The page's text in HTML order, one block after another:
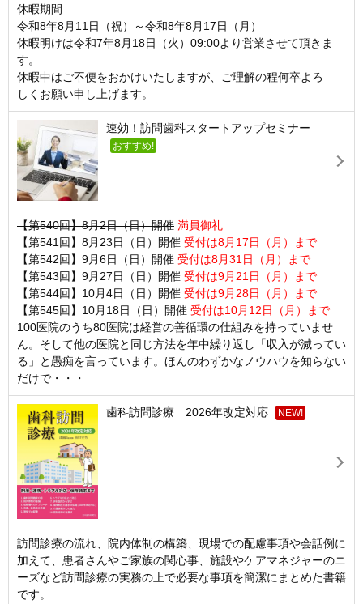
休暇期間
令和8年8月11日（祝）～令和8年8月17日（月）
休暇明けは令和7年8月18日（火）09:00より営業させて頂きま
す。
休暇中はご不便をおかけいたしますが、ご理解の程何卒よろ
しくお願い申し上げます。
速効！訪問歯科スタートアップセミナー
おすすめ!
【第540回】8月2日（日）開催 満員御礼
【第541回】8月23日（日）開催 受付は8月17日（月）まで
【第542回】9月6日（日）開催 受付は8月31日（月）まで
【第543回】9月27日（日）開催 受付は9月21日（月）まで
【第544回】10月4日（日）開催 受付は9月28日（月）まで
【第545回】10月18日（日）開催 受付は10月12日（月）まで
100医院のうち80医院は経営の善循環の仕組みを持っていませ
ん。そして他の医院と同じ方法を年中繰り返し「収入が減ってい
る」と愚痴を言っています。ほんのわずかなノウハウを知らない
だけで・・・
歯科訪問診療 2026年改定対応 NEW!
訪問診療の流れ、院内体制の構築、現場での配慮事項や会話例に
加えて、患者さんやご家族の関心事、施設やケアマネジャーのニ
ーズなど訪問診療の実務の上で必要な事項を簡潔にまとめた書籍
です。